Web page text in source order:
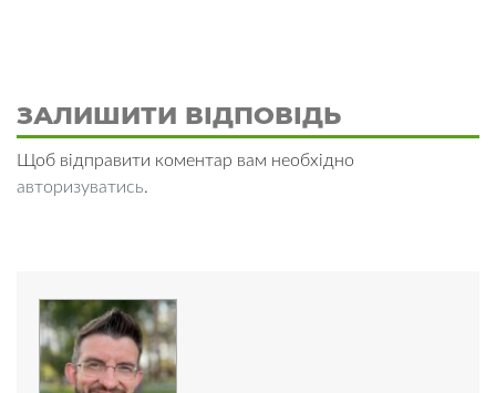
ЗАЛИШИТИ ВІДПОВІДЬ
Щоб відправити коментар вам необхідно
авторизуватись.